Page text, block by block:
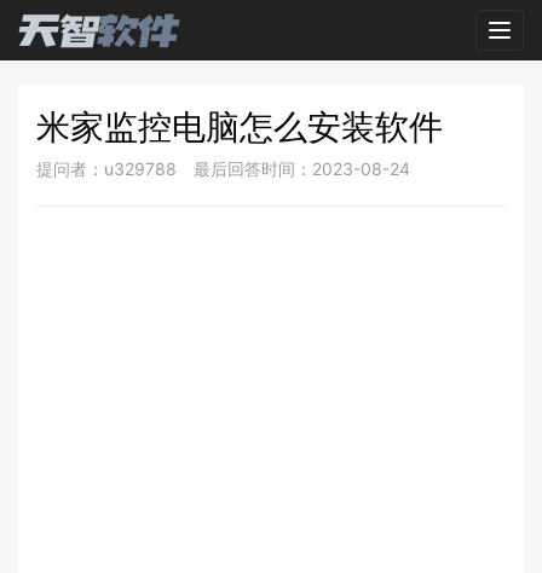
米家监控电脑怎么安装软件
提问者：u329788 最后回答时间：2023-08-24